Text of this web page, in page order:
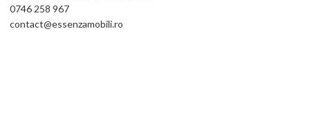
0746 258 967
contact@essenzamobili.ro